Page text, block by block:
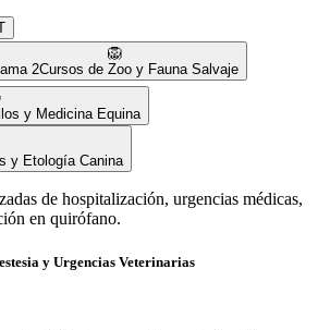
🦁
2Cursos de Zoo y Fauna Salvaje
y Medicina Equina
y Etología Canina
de hospitalización, urgencias médicas,
en quirófano.
y Urgencias Veterinarias